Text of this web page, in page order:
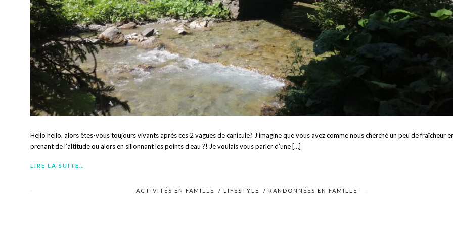
Hello hello, alors êtes-vous toujours vivants après ces 2 vagues de canicule? J’imagine que vous avez comme nous cherché un peu de fraîcheur
prenant de l’altitude ou alors en sillonnant les points d’eau ?! Je voulais vous parler d’une […]
LIRE LA SUITE…
ACTIVITÉS EN FAMILLE / LIFESTYLE / RANDONNÉES EN FAMILLE